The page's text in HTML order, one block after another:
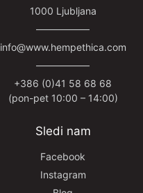
1000 Ljubljana
—————–
info@www.hempethica.com
—————–
+386 (0)41 58 68 68
(pon-pet 10:00 – 14:00)
Sledi nam
Facebook
Instagram